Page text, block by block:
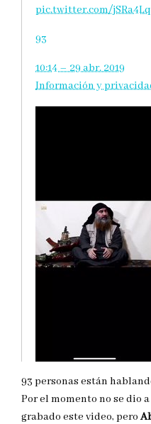
pic.twitter.com/
93
10:14 – 29 abr. 2019
Información y
93 personas están
Por el momento no se dio
grabado este video, pero